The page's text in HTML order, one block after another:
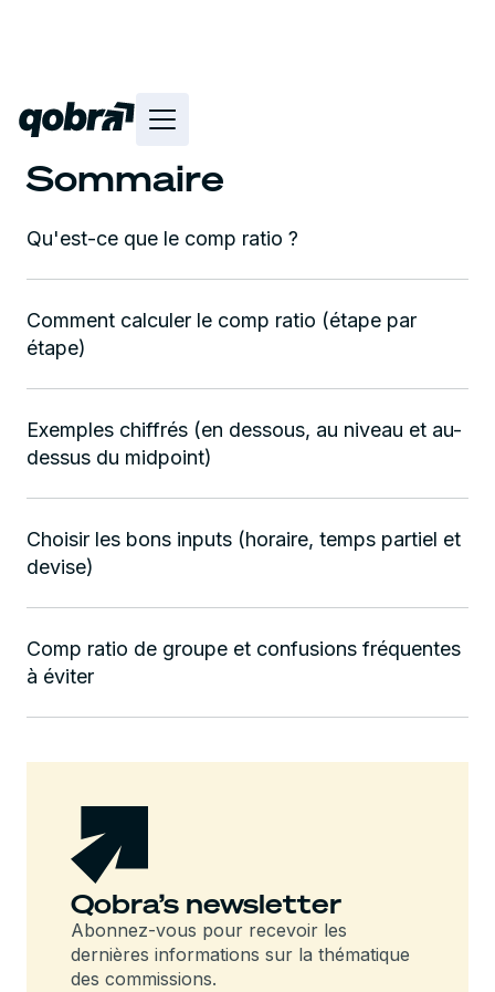
Sommaire
Qu'est-ce que le comp ratio ?
Comment calculer le comp ratio (étape par
étape)
Exemples chiffrés (en dessous, au niveau et au-
dessus du midpoint)
Choisir les bons inputs (horaire, temps partiel et
devise)
Comp ratio de groupe et confusions fréquentes
à éviter
Qobra’s newsletter
Abonnez-vous pour recevoir les
dernières informations sur la thématique
des commissions.